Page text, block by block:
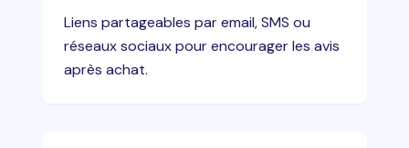
Liens partageables par email, SMS ou
réseaux sociaux pour encourager les avis
après achat.